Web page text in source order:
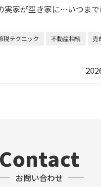
実家が空き家に…いつま
税テクニック 不動産相続
売
Contact
お問い合わせ